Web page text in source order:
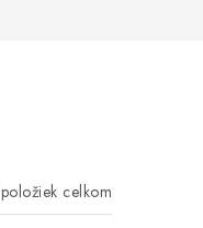
položiek celkom